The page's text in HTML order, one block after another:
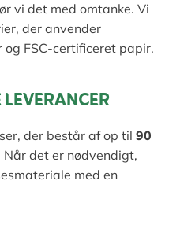
vi det med omtanke. Vi
der anvender
FSC-certificeret papir.
der består af op til 90
det er nødvendigt,
med en